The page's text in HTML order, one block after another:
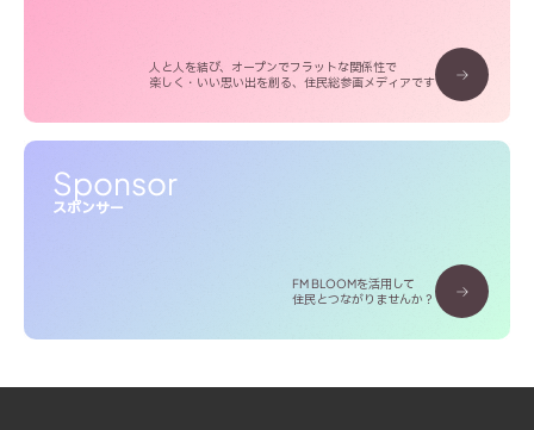
人と人を結び、オープンでフラットな関係性で
楽しく・いい思い出を創る、住民総参画メディアです
スポンサー
Sponsor
FM BLOOMを活用して
住民とつながりませんか？